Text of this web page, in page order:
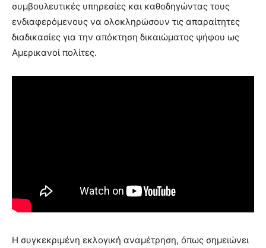
συμβουλευτικές υπηρεσίες και καθοδηγώντας τους
ενδιαφερόμενους να ολοκληρώσουν τις απαραίτητες
διαδικασίες για την απόκτηση δικαιώματος ψήφου ως
Αμερικανοί πολίτες.
Η συγκεκριμένη εκλογική αναμέτρηση, όπως σημειώνει